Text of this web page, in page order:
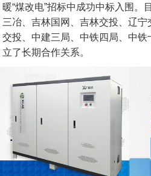
暖“煤改电”招标中成功中标入围。
三冶、吉林国网、吉林交投、辽
交投、中建三局、中铁四局、中
立了长期合作关系。